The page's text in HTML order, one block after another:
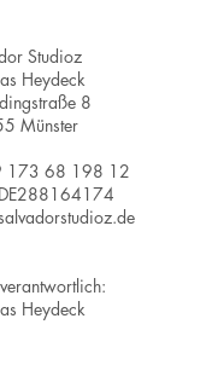
Studioz
Heydeck
8
Münster
173 68 198 12
Heydeck